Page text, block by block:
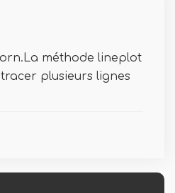
méthode lineplot
plusieurs lignes